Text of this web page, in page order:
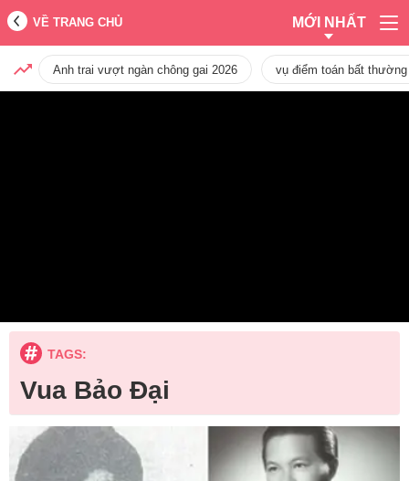
VỀ TRANG CHỦ MỚI NHẤT
Anh trai vượt ngàn chông gai 2026 vụ điểm toán bất
TAGS:
Vua Bảo Đại